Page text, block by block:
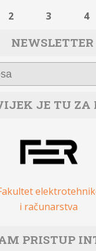
2 3 4
NEWSLETTER
JE TU ZA
i računarstva
PRISTUP